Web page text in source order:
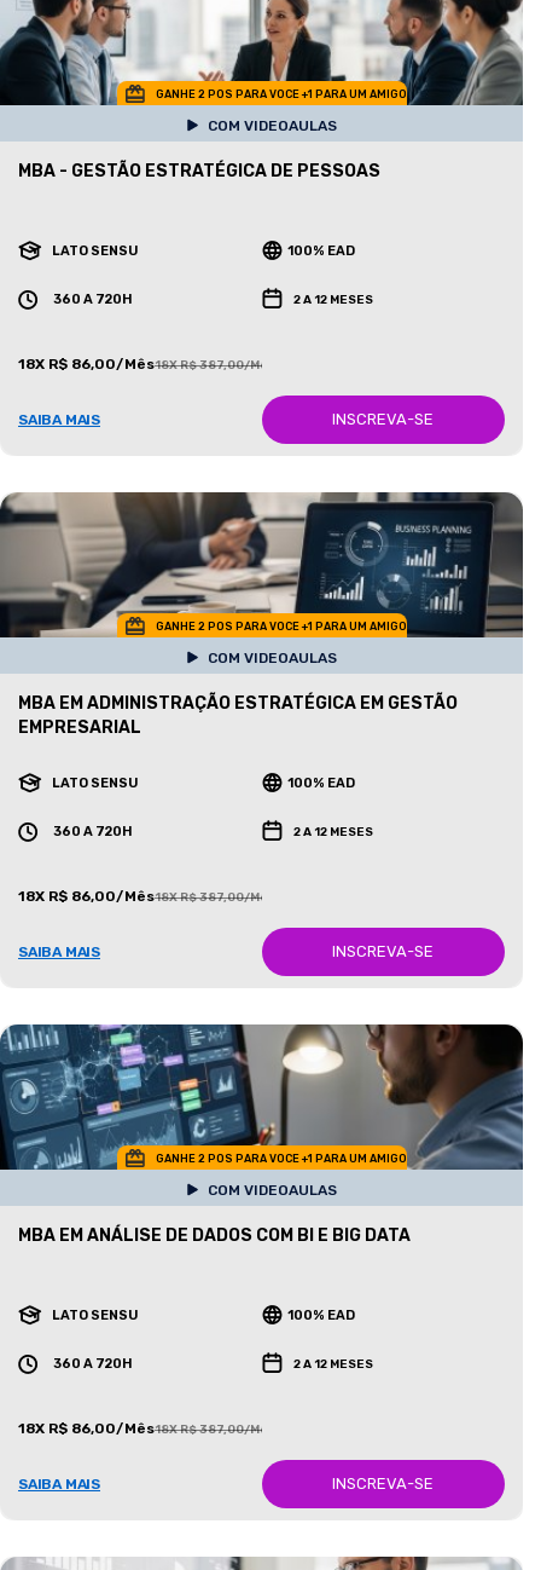
GANHE 2 POS PARA VOCE +1 PARA UM AMIGO
COM VIDEOAULAS
MBA - GESTÃO ESTRATÉGICA DE PESSOAS
LATO SENSU 100% EAD
360 A 720H 2 A 12 MESES
18X R$ 86,00/Mês18X R$ 387,00/Mês
SAIBA MAIS INSCREVA-SE
GANHE 2 POS PARA VOCE +1 PARA UM AMIGO
COM VIDEOAULAS
MBA EM ADMINISTRAÇÃO ESTRATÉGICA EM GESTÃO
EMPRESARIAL
LATO SENSU 100% EAD
360 A 720H 2 A 12 MESES
18X R$ 86,00/Mês18X R$ 387,00/Mês
SAIBA MAIS INSCREVA-SE
GANHE 2 POS PARA VOCE +1 PARA UM AMIGO
COM VIDEOAULAS
MBA EM ANÁLISE DE DADOS COM BI E BIG DATA
LATO SENSU 100% EAD
360 A 720H 2 A 12 MESES
18X R$ 86,00/Mês18X R$ 387,00/Mês
SAIBA MAIS INSCREVA-SE